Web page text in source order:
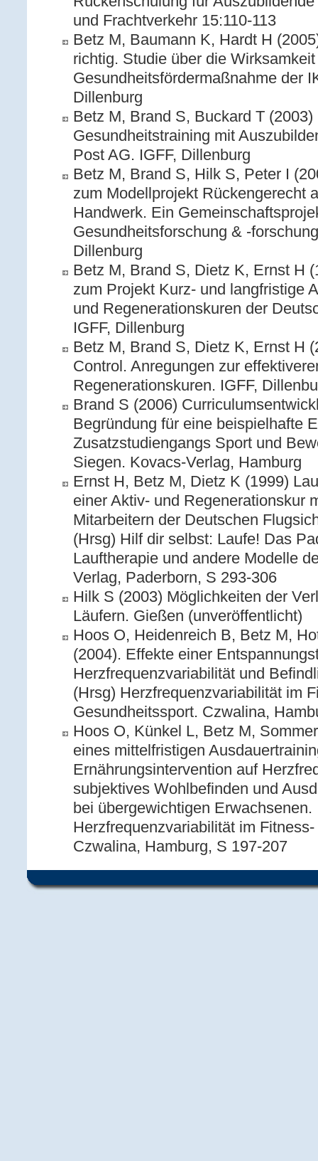
und Frachtverkehr 15:110-113
Betz M, Baumann K, Hardt H
richtig. Studie über die
Gesundheitsfördermaßnahme der
Dillenburg
Betz M, Brand S, Buckard T
Gesundheitstraining mit
Post AG. IGFF, Dillenburg
Betz M, Brand S, Hilk S, Peter I
zum Modellprojekt Rückengerecht
Handwerk. Ein
Gesundheitsforschung & -
Dillenburg
Betz M, Brand S, Dietz K, Ernst H
zum Projekt Kurz- und langfristige
und Regenerationskuren der
IGFF, Dillenburg
Betz M, Brand S, Dietz K, Ernst H
Control. Anregungen zur
Regenerationskuren. IGFF,
Brand S (2006)
Begründung für eine beispielhafte
Zusatzstudiengangs Sport und
Siegen. Kovacs-Verlag, Hamburg
Ernst H, Betz M, Dietz K (1999)
einer Aktiv- und Regenerationskur
Mitarbeitern der Deutschen
(Hrsg) Hilf dir selbst: Laufe! Das
Lauftherapie und andere Modelle
Verlag, Paderborn, S 293-306
Hilk S (2003) Möglichkeiten der
Läufern. Gießen (unveröffentlicht)
Hoos O, Heidenreich B, Betz M,
(2004). Effekte einer
Herzfrequenzvariabilität und
(Hrsg) Herzfrequenzvariabilität im
Gesundheitssport. Czwalina,
Hoos O, Künkel L, Betz M,
eines mittelfristigen
Ernährungsintervention auf
subjektives Wohlbefinden und
bei übergewichtigen
Herzfrequenzvariabilität im
Czwalina, Hamburg, S 197-207